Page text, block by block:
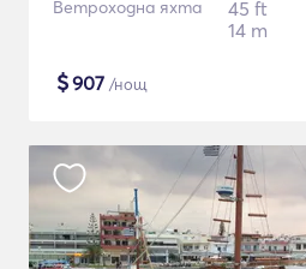
Ветроходна яхта
45 ft
14 m
$907 /нощ